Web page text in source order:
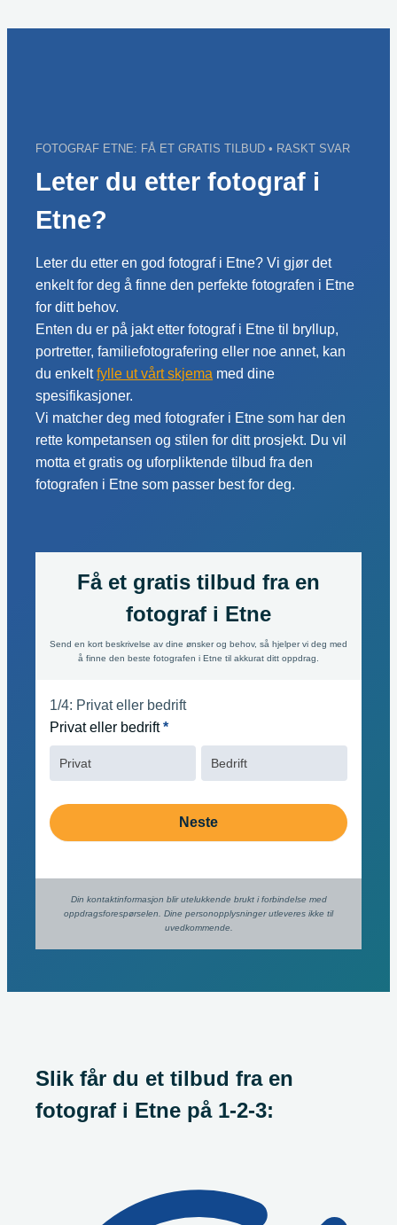
FOTOGRAF ETNE: FÅ ET GRATIS TILBUD • RASKT SVAR
Leter du etter fotograf i
Etne?
Leter du etter en god fotograf i Etne? Vi gjør det
enkelt for deg å finne den perfekte fotografen i Etne
for ditt behov.
Enten du er på jakt etter fotograf i Etne til bryllup,
portretter, familiefotografering eller noe annet, kan
du enkeltfylle ut vårt skjema med dine
spesifikasjoner.
Vi matcher deg med fotografer i Etne som har den
rette kompetansen og stilen for ditt prosjekt. Du vil
motta et gratis og uforpliktende tilbud fra den
fotografen i Etne som passer best for deg.
Få et gratis tilbud fra en
fotograf i Etne
Send en kort beskrivelse av dine ønsker og behov, så hjelper vi deg med
å finne den beste fotografen i Etne til akkurat ditt oppdrag.
hero
1/4: Privat eller bedrift
Privat eller bedrift*
Privat Bedrift
Neste
Din kontaktinformasjon blir utelukkende brukt i forbindelse med
oppdrags­forespørselen. Dine person­­opplysninger utleveres ikke til
uvedkommende.
Slik får du et tilbud fra en
fotograf i Etne på 1-2-3: